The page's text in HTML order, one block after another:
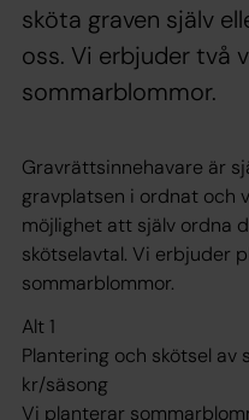
sköta graven själv
oss. Vi erbjuder två
sommarblommor.
Gravrättsinnehavare är
gravplatsen i ordnat och
möjlighet att själv ordna
skötselavtal. Vi erbjuder
sommarblommor.
Alt 1
Plantering och skötsel
kr/säsong
Vi planterar